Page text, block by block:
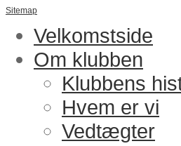
Sitemap
Velkomstside
Om klubben
Klubbens
Hvem er vi
Vedtægter